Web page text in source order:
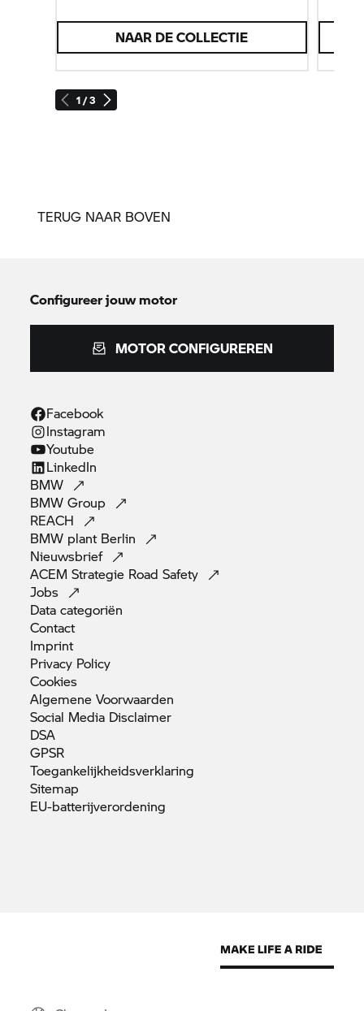
1 / 3
NAAR DE COLLECTIE
TERUG NAAR BOVEN
Configureer jouw motor
MOTOR CONFIGUREREN
Facebook
Instagram
Youtube
LinkedIn
BMW
BMWGroup
REACH
BMW plant Berlin
Nieuwsbrief
ACEM Strategie RoadSafety
Jobs
Datacategoriën
Contact
Imprint
Privacy Policy
Cookies
AlgemeneVoorwaarden
Social Media Disclaimer
DSA
GPSR
Toegankelijkheidsverklaring
Sitemap
EU-batterijverordening